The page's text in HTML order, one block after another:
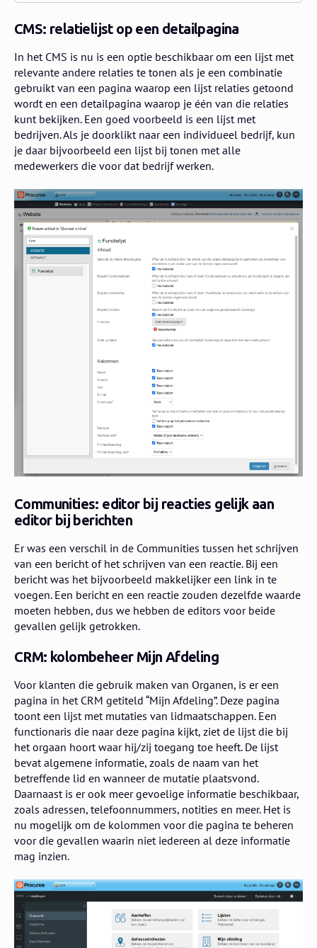
CMS: relatielijst op een detailpagina
In het CMS is nu is een optie beschikbaar om een lijst met
relevante andere relaties te tonen als je een combinatie
gebruikt van een pagina waarop een lijst relaties getoond
wordt en een detailpagina waarop je één van die relaties
kunt bekijken. Een goed voorbeeld is een lijst met
bedrijven. Als je doorklikt naar een individueel bedrijf, kun
je daar bijvoorbeeld een lijst bij tonen met alle
medewerkers die voor dat bedrijf werken.
Communities: editor bij reacties gelijk aan
editor bij berichten
Er was een verschil in de Communities tussen het schrijven
van een bericht of het schrijven van een reactie. Bij een
bericht was het bijvoorbeeld makkelijker een link in te
voegen. Een bericht en een reactie zouden dezelfde waarde
moeten hebben, dus we hebben de editors voor beide
gevallen gelijk getrokken.
CRM: kolombeheer Mijn Afdeling
Voor klanten die gebruik maken van Organen, is er een
pagina in het CRM getiteld “Mijn Afdeling”. Deze pagina
toont een lijst met mutaties van lidmaatschappen. Een
functionaris die naar deze pagina kijkt, ziet de lijst die bij
het orgaan hoort waar hij/zij toegang toe heeft. De lijst
bevat algemene informatie, zoals de naam van het
betreffende lid en wanneer de mutatie plaatsvond.
Daarnaast is er ook meer gevoelige informatie beschikbaar,
zoals adressen, telefoonnummers, notities en meer. Het is
nu mogelijk om de kolommen voor die pagina te beheren
voor die gevallen waarin niet iedereen al deze informatie
mag inzien.